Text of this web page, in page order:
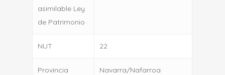
asimilable Ley
de Patrimonio
NUT 22
Provincia Navarra/Nafarroa